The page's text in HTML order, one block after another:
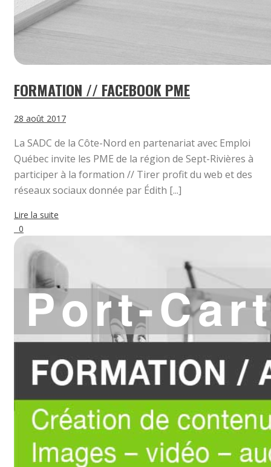
FORMATION // FACEBOOK PME
28 août 2017
La SADC de la Côte-Nord en partenariat avec Emploi
Québec invite les PME de la région de Sept-Rivières à
participer à la formation // Tirer profit du web et des
réseaux sociaux donnée par Édith [...]
Lire la suite
0